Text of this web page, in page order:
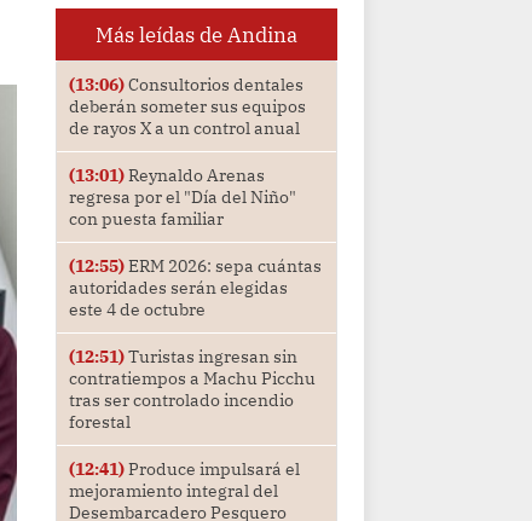
Más leídas de Andina
(13:06)Consultorios dentales
deberán someter sus equipos
de rayos X a un control anual
(13:01)Reynaldo Arenas
regresa por el "Día del Niño"
con puesta familiar
(12:55)ERM 2026: sepa cuántas
autoridades serán elegidas
este 4 de octubre
(12:51)Turistas ingresan sin
contratiempos a Machu Picchu
tras ser controlado incendio
forestal
(12:41)Produce impulsará el
mejoramiento integral del
Desembarcadero Pesquero